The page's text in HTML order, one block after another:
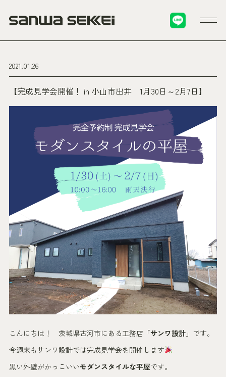
2021.01.26
【完成見学会開催！ in 小山市出井 1月30日～2月7日】
こんにちは！ 茨城県古河市にある工務店「サンワ設計」です。
今週末もサンワ設計では完成見学会を開催します
黒い外壁がかっこいいモダンスタイルな平屋です。